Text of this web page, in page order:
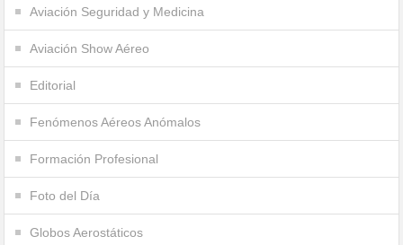
Aviación Seguridad y Medicina
Aviación Show Aéreo
Editorial
Fenómenos Aéreos Anómalos
Formación Profesional
Foto del Día
Globos Aerostáticos